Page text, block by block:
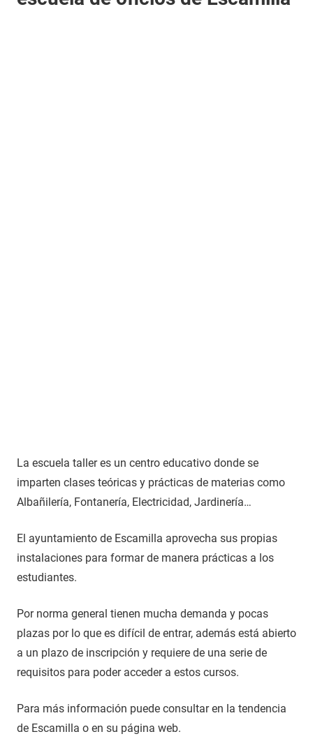
La escuela taller es un centro educativo donde se
imparten clases teóricas y prácticas de materias como
Albañilería, Fontanería, Electricidad, Jardinería…
El ayuntamiento de Escamilla aprovecha sus propias
instalaciones para formar de manera prácticas a los
estudiantes.
Por norma general tienen mucha demanda y pocas
plazas por lo que es difícil de entrar, además está abierto
a un plazo de inscripción y requiere de una serie de
requisitos para poder acceder a estos cursos.
Para más información puede consultar en la tendencia
de Escamilla o en su página web.